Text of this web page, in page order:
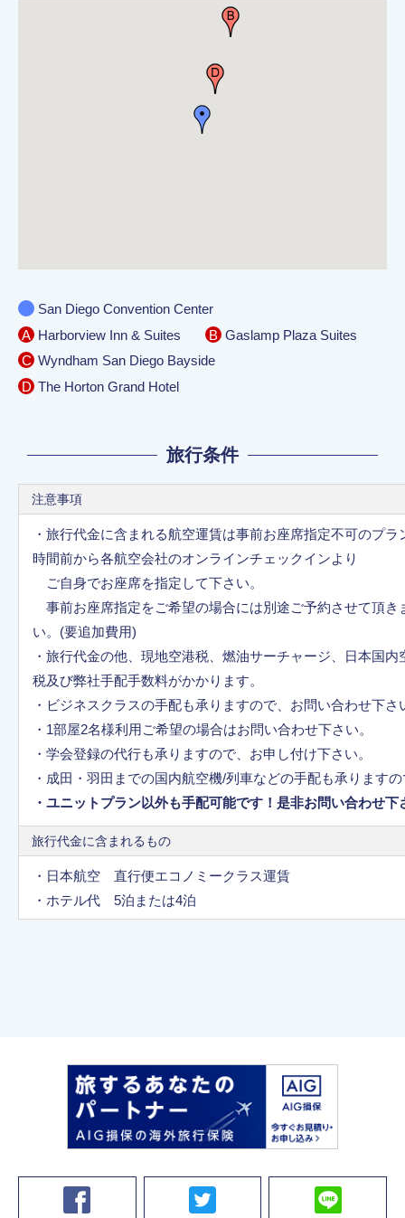
San Diego Convention Center
A Harborview Inn & Suites B Gaslamp Plaza Suites
C Wyndham San Diego Bayside
D The Horton Grand Hotel
旅行条件
注意事項
・旅行代金に含まれる航空運賃は事前お座席指定不可のプ
時間前から各航空会社のオンラインチェックインより
ご自身でお座席を指定して下さい。
事前お座席指定をご希望の場合には別途ご予約させて頂き
い。(要追加費用)
・旅行代金の他、現地空港税、燃油サーチャージ、日本国
税及び弊社手配手数料がかかります。
・ビジネスクラスの手配も承りますので、お問い合わせ下さ
・1部屋2名様利用ご希望の場合はお問い合わせ下さい。
・学会登録の代行も承りますので、お申し付け下さい。
・成田・羽田までの国内航空機/列車などの手配も承ります
・ユニットプラン以外も手配可能です！是非お問い合わせ
旅行代金に含まれるもの
・日本航空 直行便エコノミークラス運賃
・ホテル代 5泊または4泊